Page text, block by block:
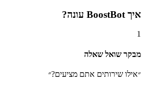
איך BoostBot עונה?
1
מבקר שואל שאלה
״אילו שירותים אתם מציעים?״